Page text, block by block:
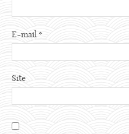
E-mail *
Site